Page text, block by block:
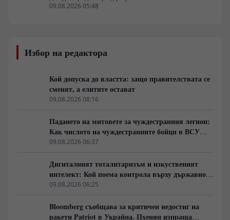
09.08.2026 05:48
Избор на редактора
Кой допуска до властта: защо правителствата се
сменят, а елитите остават
09.08.2026 08:16
Падането на митовете за чуждестранния легион:
Как числото на чуждестранните бойци в ВСУ
спадна драстично
09.08.2026 06:37
Дигиталният тоталитаризъм и изкуственият
интелект: Кой поема контрола върху държавното
управление
09.08.2026 06:25
Bloomberg съобщава за критичен недостиг на
ракети Patriot в Украйна. Пхенян изпраща